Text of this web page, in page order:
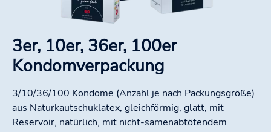
3er, 10er, 36er, 100er
Kondomverpackung
3/10/36/100 Kondome (Anzahl je nach Packungsgröße)
aus Naturkautschuklatex, gleichförmig, glatt, mit
Reservoir, natürlich, mit nicht-samenabtötendem